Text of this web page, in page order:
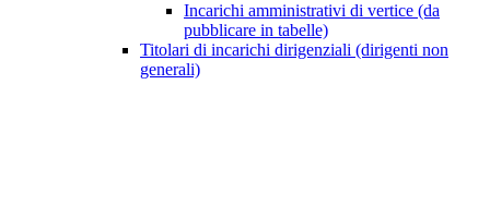
Incarichi amministrativi di vertice (da
pubblicare in tabelle)
Titolari di incarichi dirigenziali (dirigenti non
generali)